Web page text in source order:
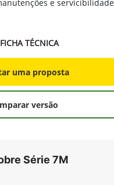
para aumentar a
e servicibilidade.
FICHA TÉCNICA
uma proposta